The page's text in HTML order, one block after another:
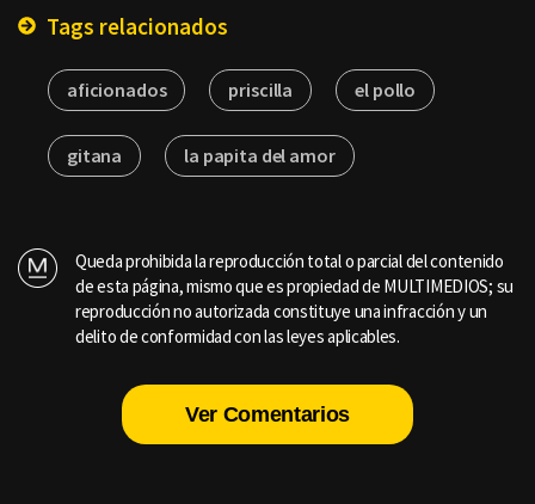
Tags relacionados
aficionados priscilla el pollo
gitana la papita del amor
Queda prohibida la reproducción total o parcial del contenido
de esta página, mismo que es propiedad de MULTIMEDIOS; su
reproducción no autorizada constituye una infracción y un
delito de conformidad con las leyes aplicables.
Ver Comentarios